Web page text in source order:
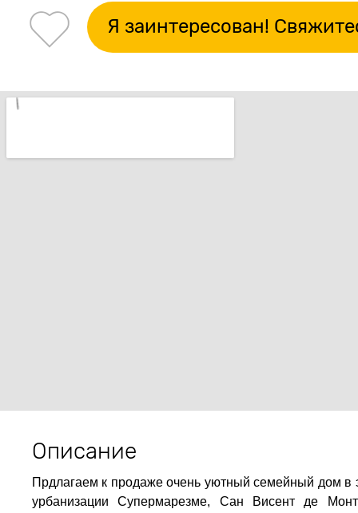
Я заинтересован!
Описание
Прдлагаем к продаже очень уютный семейный дом в
урбанизации Супермарезме, Сан Висент де